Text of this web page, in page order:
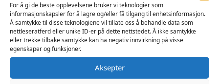
For å gi de beste opplevelsene bruker vi teknologier som
informasjonskapsler for å lagre og/eller få tilgang til enhetsinformasjon.
Å samtykke til disse teknologiene vil tillate oss å behandle data som
nettleseratferd eller unike ID-er på dette nettstedet. Å ikke samtykke
eller trekke tilbake samtykke kan ha negativ innvirkning på visse
egenskaper og funksjoner.
Aksepter
Pillow Black-Black
Mister B Sling
Studded
7099